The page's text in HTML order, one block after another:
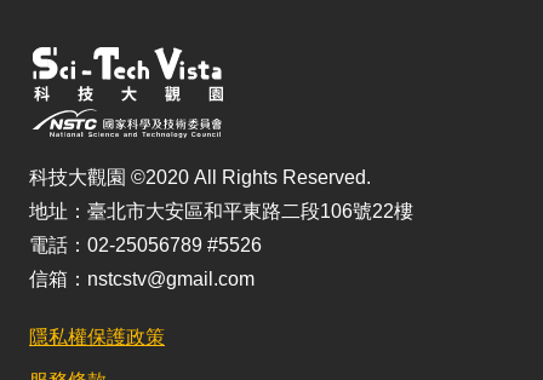
科技大觀園 ©2020 All Rights Reserved.
地址：臺北市大安區和平東路二段106號22樓
電話：02-25056789 #5526
信箱：nstcstv@gmail.com
隱私權保護政策